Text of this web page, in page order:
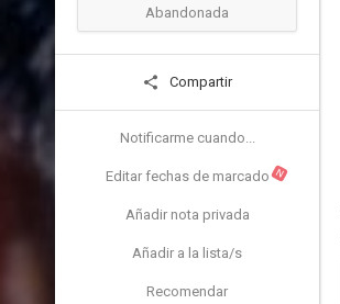
Abandonada
Compartir
Notificarme cuando...
Editar fechas de marcado N
Añadir nota privada
Añadir a la lista/s
Recomendar